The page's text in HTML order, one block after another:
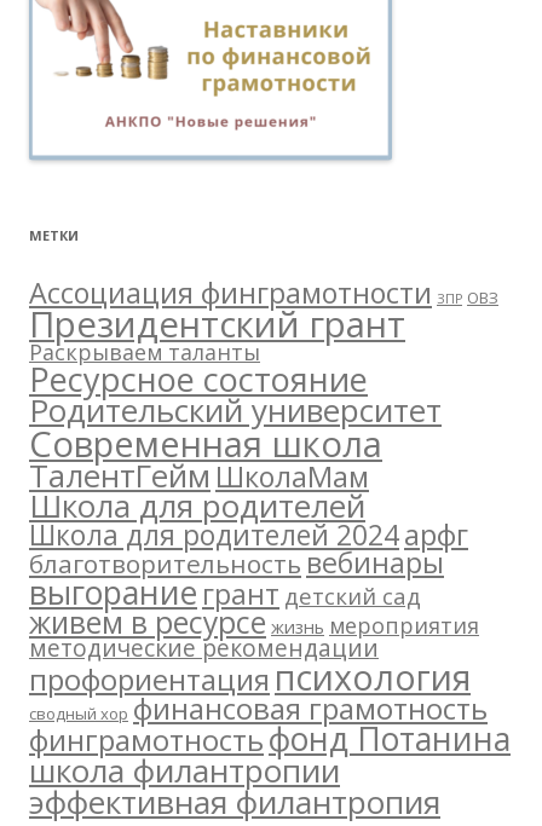
МЕТКИ
Ассоциация финграмотности ЗПР ОВЗ
Президентский грант
Раскрываем таланты
Ресурсное состояние
Родительский университет
Современная школа
ТалентГеймШколаМам
Школа для родителей
Школа для родителей 2024арфг
благотворительностьвебинары
выгораниегрант детский сад
живем в ресурсе жизнь мероприятия
методические рекомендации
профориентация психология
сводный хор финансовая грамотность
финграмотностьфонд Потанина
школа филантропии
эффективная филантропия